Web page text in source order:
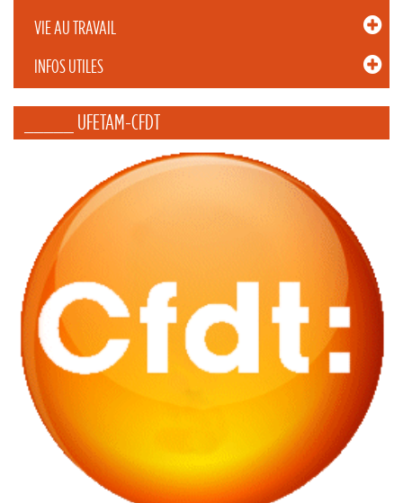
VIE AU TRAVAIL
INFOS UTILES
_____ UFETAM-CFDT